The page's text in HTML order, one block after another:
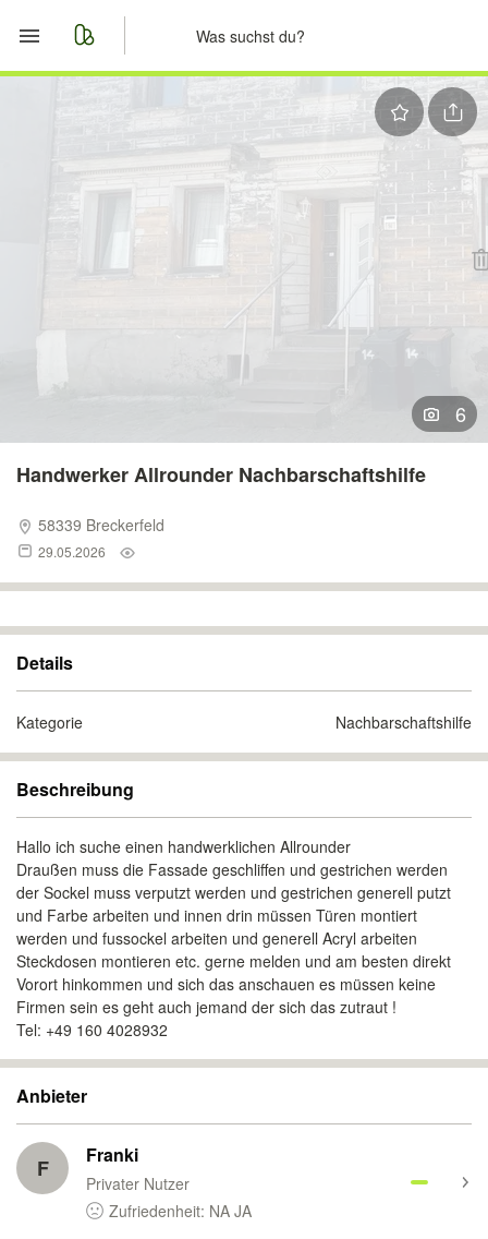
Merkliste
Nachrichten
6
Handwerker Allrounder Nachbarschaftshilfe
58339 Breckerfeld
29.05.2026
Details
Kategorie Nachbarschaftshilfe
Beschreibung
Hallo ich suche einen handwerklichen Allrounder
Draußen muss die Fassade geschliffen und gestrichen werden
der Sockel muss verputzt werden und gestrichen generell putzt
und Farbe arbeiten und innen drin müssen Türen montiert
werden und fussockel arbeiten und generell Acryl arbeiten
Steckdosen montieren etc. gerne melden und am besten direkt
Vorort hinkommen und sich das anschauen es müssen keine
Firmen sein es geht auch jemand der sich das zutraut !
Tel: +49 160 4028932
Anbieter
F Franki
Privater Nutzer
Zufriedenheit: NA JA